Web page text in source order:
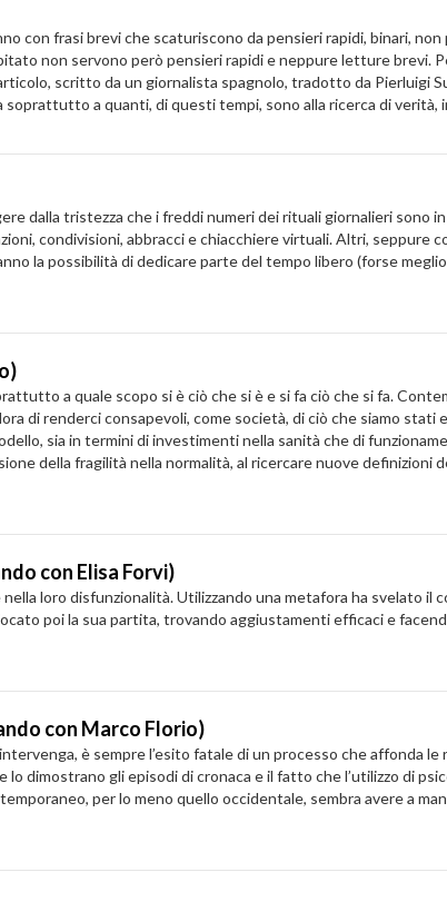
con frasi brevi che scaturiscono da pensieri rapidi, binari,
non servono però pensieri rapidi e neppure letture brevi.
scritto da un giornalista spagnolo, tradotto da Pierluigi
a quanti, di questi tempi, sono alla ricerca di verità,
dalla tristezza che i freddi numeri dei rituali giornalieri sono
condivisioni, abbracci e chiacchiere virtuali. Altri, seppure
la possibilità di dedicare parte del tempo libero (forse
a quale scopo si è ciò che si è e si fa ciò che si fa.
di renderci consapevoli, come società, di ciò che siamo stati
sia in termini di investimenti nella sanità che di
della fragilità nella normalità, al ricercare nuove definizioni
con Elisa Forvi)
loro disfunzionalità. Utilizzando una metafora ha svelato il
poi la sua partita, trovando aggiustamenti efficaci e
con Marco Florio)
è sempre l’esito fatale di un processo che affonda
dimostrano gli episodi di cronaca e il fatto che l’utilizzo di
per lo meno quello occidentale, sembra avere a